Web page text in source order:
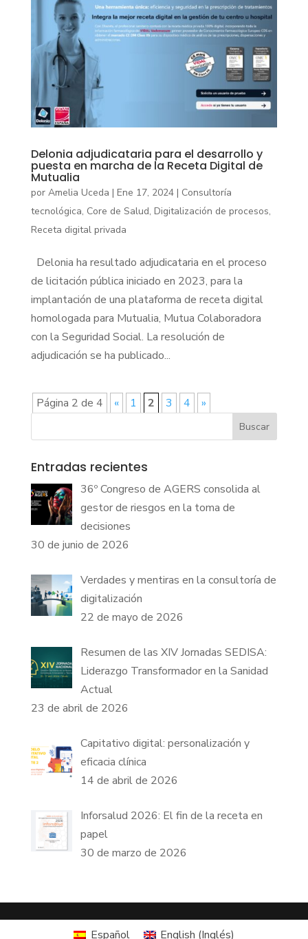
Delonia adjudicataria para el desarrollo y
puesta en marcha de la Receta Digital de
Mutualia
por Amelia Uceda | Ene 17, 2024| Consultoría
tecnológica, Core de Salud, Digitalización de procesos,
Receta digital privada
Delonia ha resultado adjudicataria en el proceso
de licitación pública iniciado en 2023, para la
implantación de una plataforma de receta digital
homologada para Mutualia, Mutua Colaboradora
con la Seguridad Social. La resolución de
adjudicación se ha publicado...
Página 2 de 4 « 1 2 3 4 »
Buscar
Entradas recientes
36º Congreso de AGERS consolida al
gestor de riesgos en la toma de
decisiones
30 de junio de 2026
Verdades y mentiras en la consultoría de
digitalización
22 de mayo de 2026
Resumen de las XIV Jornadas SEDISA:
Liderazgo Transformador en la Sanidad
Actual
23 de abril de 2026
Capitativo digital: personalización y
eficacia clínica
14 de abril de 2026
Inforsalud 2026: El fin de la receta en
papel
30 de marzo de 2026
Español English (Inglés)